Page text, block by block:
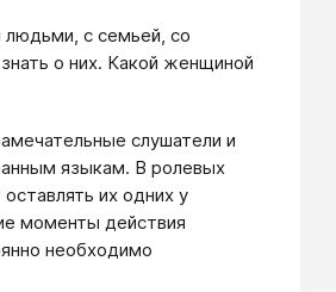
людьми, с семьей, со
о них. Какой женщиной
слушатели и
языкам. В ролевых
их одних у
моменты действия
необходимо